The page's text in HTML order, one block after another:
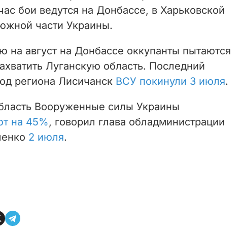
бои ведутся на Донбассе, в Харьковской
части Украины.
на август на Донбассе оккупанты пытаются
Луганскую область. Последний
региона Лисичанск ВСУ покинули 3 июля.
Вооруженные силы Украины
на 45%, говорил глава обладминистрации
2 июля.